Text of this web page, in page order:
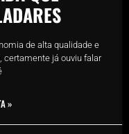
de alta qualidade e
certamente já ouviu falar
»